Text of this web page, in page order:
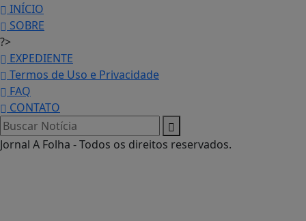
INÍCIO
SOBRE
?>
EXPEDIENTE
Termos de Uso e Privacidade
FAQ
CONTATO
Jornal A Folha - Todos os direitos reservados.